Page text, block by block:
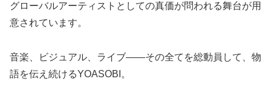
グローバルアーティストとしての真価が問われる舞台が用
意されています。
音楽、ビジュアル、ライブ——その全てを総動員して、物
語を伝え続けるYOASOBI。